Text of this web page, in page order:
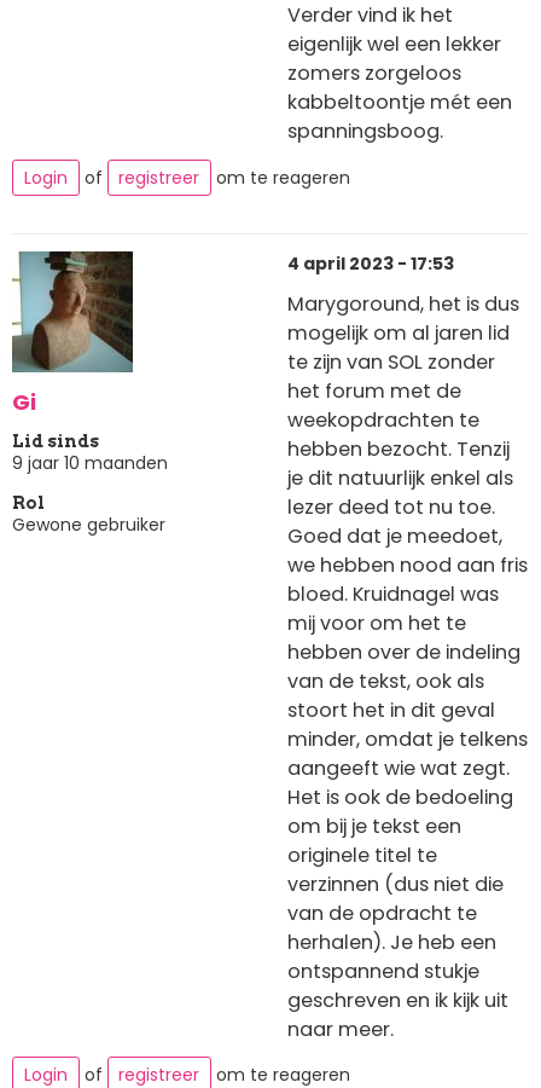
Verder vind ik het
eigenlijk wel een lekker
zomers zorgeloos
kabbeltoontje mét een
spanningsboog.
Login of registreer om te reageren
Gi
Lid sinds
9 jaar 10 maanden
Rol
Gewone gebruiker
4 april 2023 - 17:53
Marygoround, het is dus
mogelijk om al jaren lid
te zijn van SOL zonder
het forum met de
weekopdrachten te
hebben bezocht. Tenzij
je dit natuurlijk enkel als
lezer deed tot nu toe.
Goed dat je meedoet,
we hebben nood aan fris
bloed. Kruidnagel was
mij voor om het te
hebben over de indeling
van de tekst, ook als
stoort het in dit geval
minder, omdat je telkens
aangeeft wie wat zegt.
Het is ook de bedoeling
om bij je tekst een
originele titel te
verzinnen (dus niet die
van de opdracht te
herhalen). Je heb een
ontspannend stukje
geschreven en ik kijk uit
naar meer.
Login of registreer om te reageren